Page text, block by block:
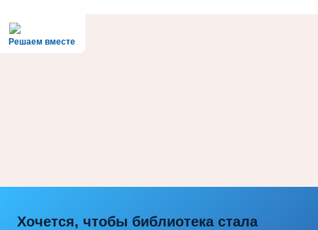
Решаем вместе
Хочется, чтобы библиотека стала